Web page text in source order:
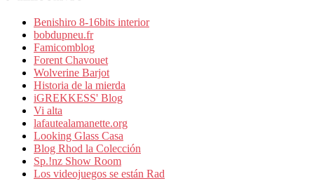
Benishiro 8-16bits interior
bobdupneu.fr
Famicomblog
Forent Chavouet
Wolverine Barjot
Historia de la mierda
iGREKKESS' Blog
Vi alta
lafautealamanette.org
Looking Glass Casa
Blog Rhod la Colección
Sp.!nz Show Room
Los videojuegos se están Rad